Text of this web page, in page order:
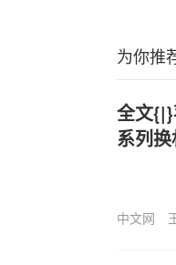
为你推
全文
系列
中文网